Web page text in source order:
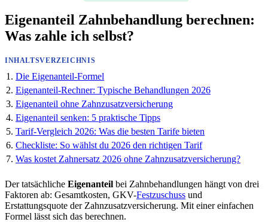
Eigenanteil Zahnbehandlung berechnen:
Was zahle ich selbst?
INHALTSVERZEICHNIS
Die Eigenanteil-Formel
Eigenanteil-Rechner: Typische Behandlungen 2026
Eigenanteil ohne Zahnzusatzversicherung
Eigenanteil senken: 5 praktische Tipps
Tarif-Vergleich 2026: Was die besten Tarife bieten
Checkliste: So wählst du 2026 den richtigen Tarif
Was kostet Zahnersatz 2026 ohne Zahnzusatzversicherung?
Der tatsächliche Eigenanteil bei Zahnbehandlungen hängt von drei
Faktoren ab: Gesamtkosten, GKV-Festzuschuss und
Erstattungsquote der Zahnzusatzversicherung. Mit einer einfachen
Formel lässt sich das berechnen.